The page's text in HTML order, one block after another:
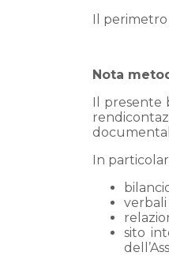
Il perimetro
Nota
Il presente
In
verbali
sito